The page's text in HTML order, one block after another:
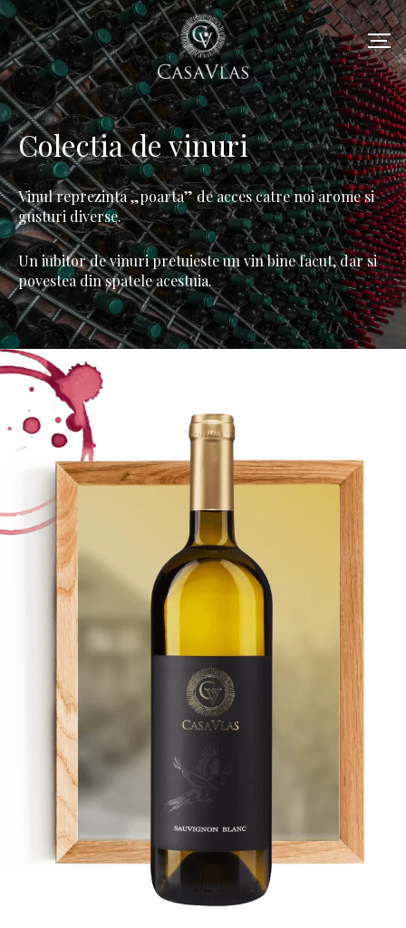
Colectia de vinuri
Vinul reprezinta „poarta” de acces catre noi arome si
gusturi diverse.
Un iubitor de vinuri pretuieste un vin bine facut, dar si
povestea din spatele acestuia.